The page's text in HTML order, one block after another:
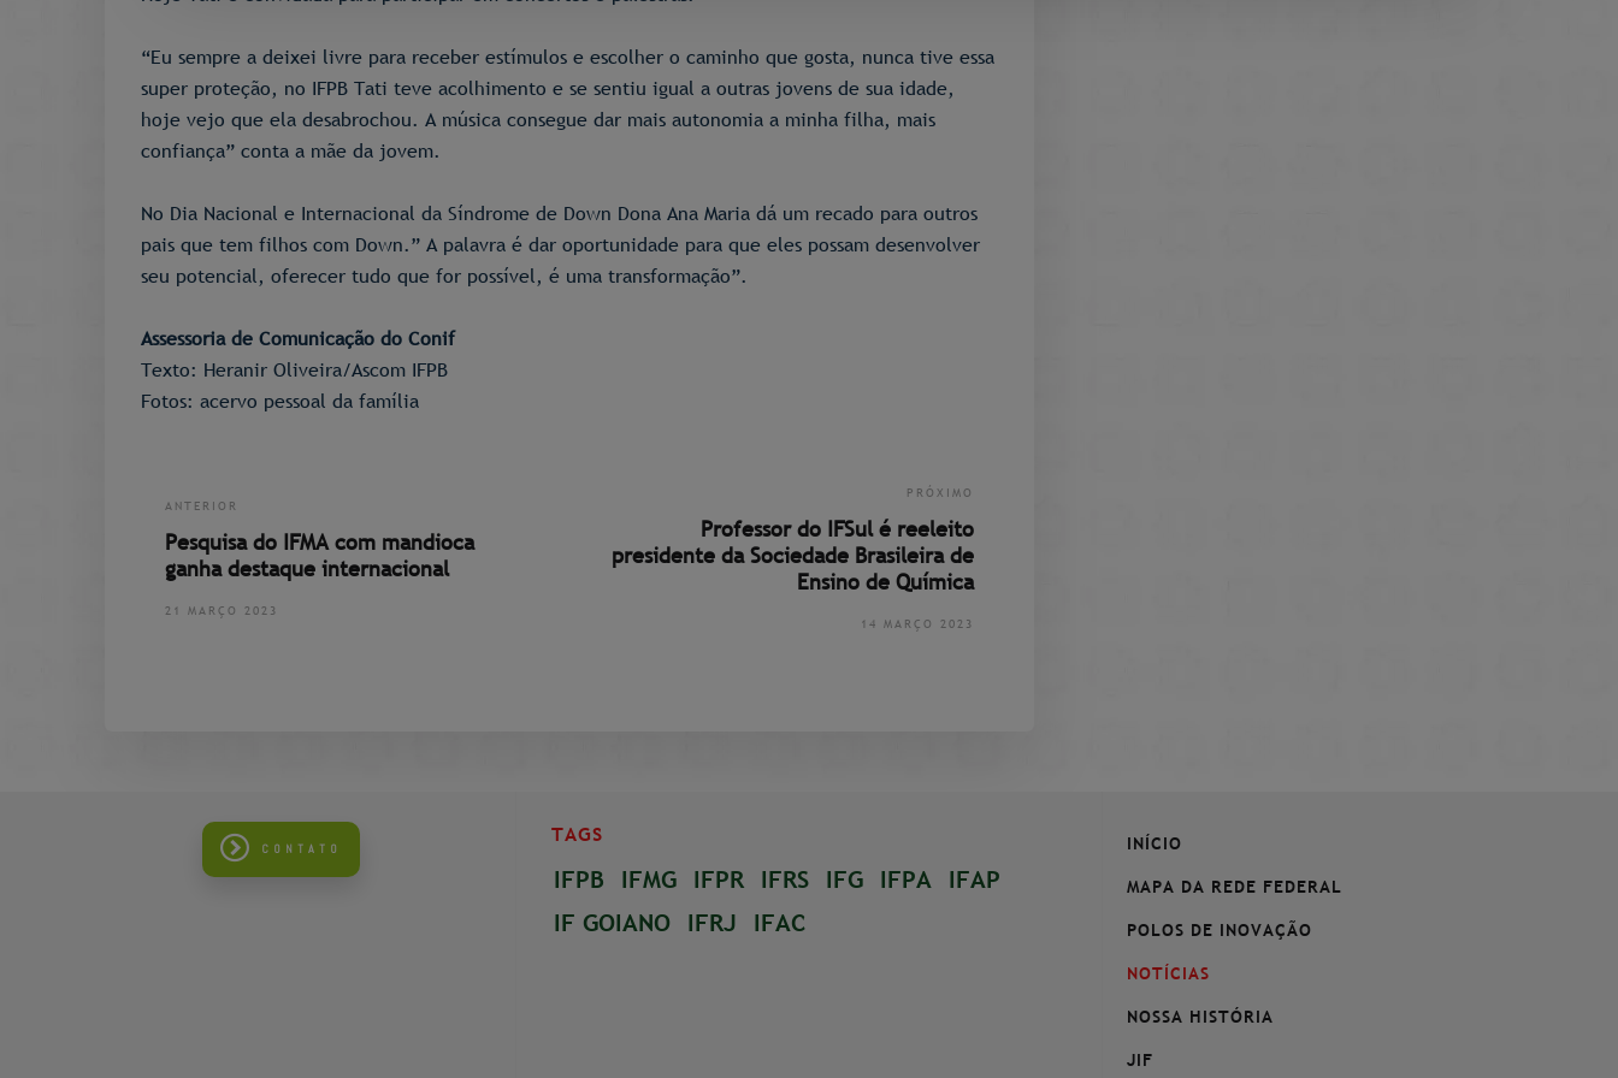
“Eu sempre a deixei livre para receber estímulos e escolher o caminho que gosta, nunca tive essa
super proteção, no IFPB Tati teve acolhimento e se sentiu igual a outras jovens de sua idade,
hoje vejo que ela desabrochou. A música consegue dar mais autonomia a minha filha, mais
confiança” conta a mãe da jovem.
No Dia Nacional e Internacional da Síndrome de Down Dona Ana Maria dá um recado para outros
pais que tem filhos com Down.” A palavra é dar oportunidade para que eles possam desenvolver
seu potencial, oferecer tudo que for possível, é uma transformação”.
Assessoria de Comunicação do Conif
Texto: Heranir Oliveira/Ascom IFPB
Fotos: acervo pessoal da família
ANTERIOR
Pesquisa do IFMA com mandioca
ganha destaque internacional
21 MARÇO 2023
PRÓXIMO
Professor do IFSul é reeleito
presidente da Sociedade Brasileira de
Ensino de Química
14 MARÇO 2023
CONTATO
TAGS
IFPB IFMG IFPR IFRS IFG IFPA IFAP
IF GOIANO IFRJ IFAC
INÍCIO
MAPA DA REDE FEDERAL
POLOS DE INOVAÇÃO
NOTÍCIAS
NOSSA HISTÓRIA
JIF